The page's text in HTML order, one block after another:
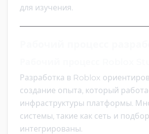
для изучения.
Разработка в Roblox
создание опыта, который
инфраструктуры платформы.
системы, такие как сеть и
интегрированы.